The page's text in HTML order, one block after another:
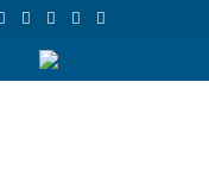
2025 e Alemanha